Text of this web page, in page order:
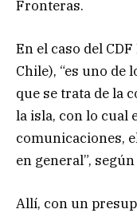
Fronteras.
En el caso del
Chile), “es uno de
que se trata de la
la isla, con lo cual
comunicaciones,
en general”,
Allí, con un